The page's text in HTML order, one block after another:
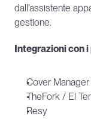
dall'assistente
gestione.
Integrazioni con
Cover Manager
TheFork / El
Resy